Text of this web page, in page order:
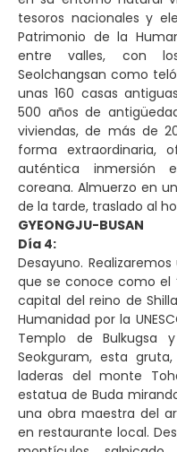
tesoros nacionales y
Patrimonio de la
entre valles, con
Seolchangsan como
unas 160 casas
500 años de
viviendas, de más de
forma extraordinaria,
auténtica inmersión
coreana. Almuerzo en
de la tarde, traslado al
GYEONGJU-BUSAN
Día 4:
Desayuno.
que se conoce como el
capital del reino de
Humanidad por la
Templo de Bulkugsa
Seokguram, esta
laderas del monte
estatua de Buda
una obra maestra del
en restaurante local.